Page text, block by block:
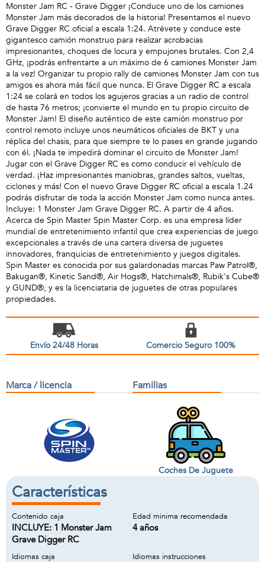
Monster Jam RC - Grave Digger ¡Conduce uno de los camiones
Monster Jam más decorados de la historia! Presentamos el nuevo
Grave Digger RC oficial a escala 1:24. Atrévete y conduce este
gigantesco camión monstruo para realizar acrobacias
impresionantes, choques de locura y empujones brutales. Con 2,4
GHz, ¡podrás enfrentarte a un máximo de 6 camiones Monster Jam
a la vez! Organizar tu propio rally de camiones Monster Jam con tus
amigos es ahora más fácil que nunca. El Grave Digger RC a escala
1:24 se colará en todos los agujeros gracias a un radio de control
de hasta 76 metros; ¡convierte el mundo en tu propio circuito de
Monster Jam! El diseño auténtico de este camión monstruo por
control remoto incluye unos neumáticos oficiales de BKT y una
réplica del chasis, para que siempre te lo pases en grande jugando
con él. ¡Nada te impedirá dominar el circuito de Monster Jam!
Jugar con el Grave Digger RC es como conducir el vehículo de
verdad. ¡Haz impresionantes maniobras, grandes saltos, vueltas,
ciclones y más! Con el nuevo Grave Digger RC oficial a escala 1.24
podrás disfrutar de toda la acción Monster Jam como nunca antes.
Incluye: 1 Monster Jam Grave Digger RC. A partir de 4 años.
Acerca de Spin Master Spin Master Corp. es una empresa líder
mundial de entretenimiento infantil que crea experiencias de juego
excepcionales a través de una cartera diversa de juguetes
innovadores, franquicias de entretenimiento y juegos digitales.
Spin Master es conocida por sus galardonadas marcas Paw Patrol®,
Bakugan®, Kinetic Sand®, Air Hogs®, Hatchimals®, Rubik's Cube®
y GUND®, y es la licenciataria de juguetes de otras populares
propiedades.
Envío 24/48 Horas Comercio Seguro 100%
Marca / licencia Familias
Coches De Juguete
Características
Contenido caja
INCLUYE: 1 Monster Jam
Grave Digger RC
Edad minima recomendada
4 años
Idiomas caja Idiomas instrucciones